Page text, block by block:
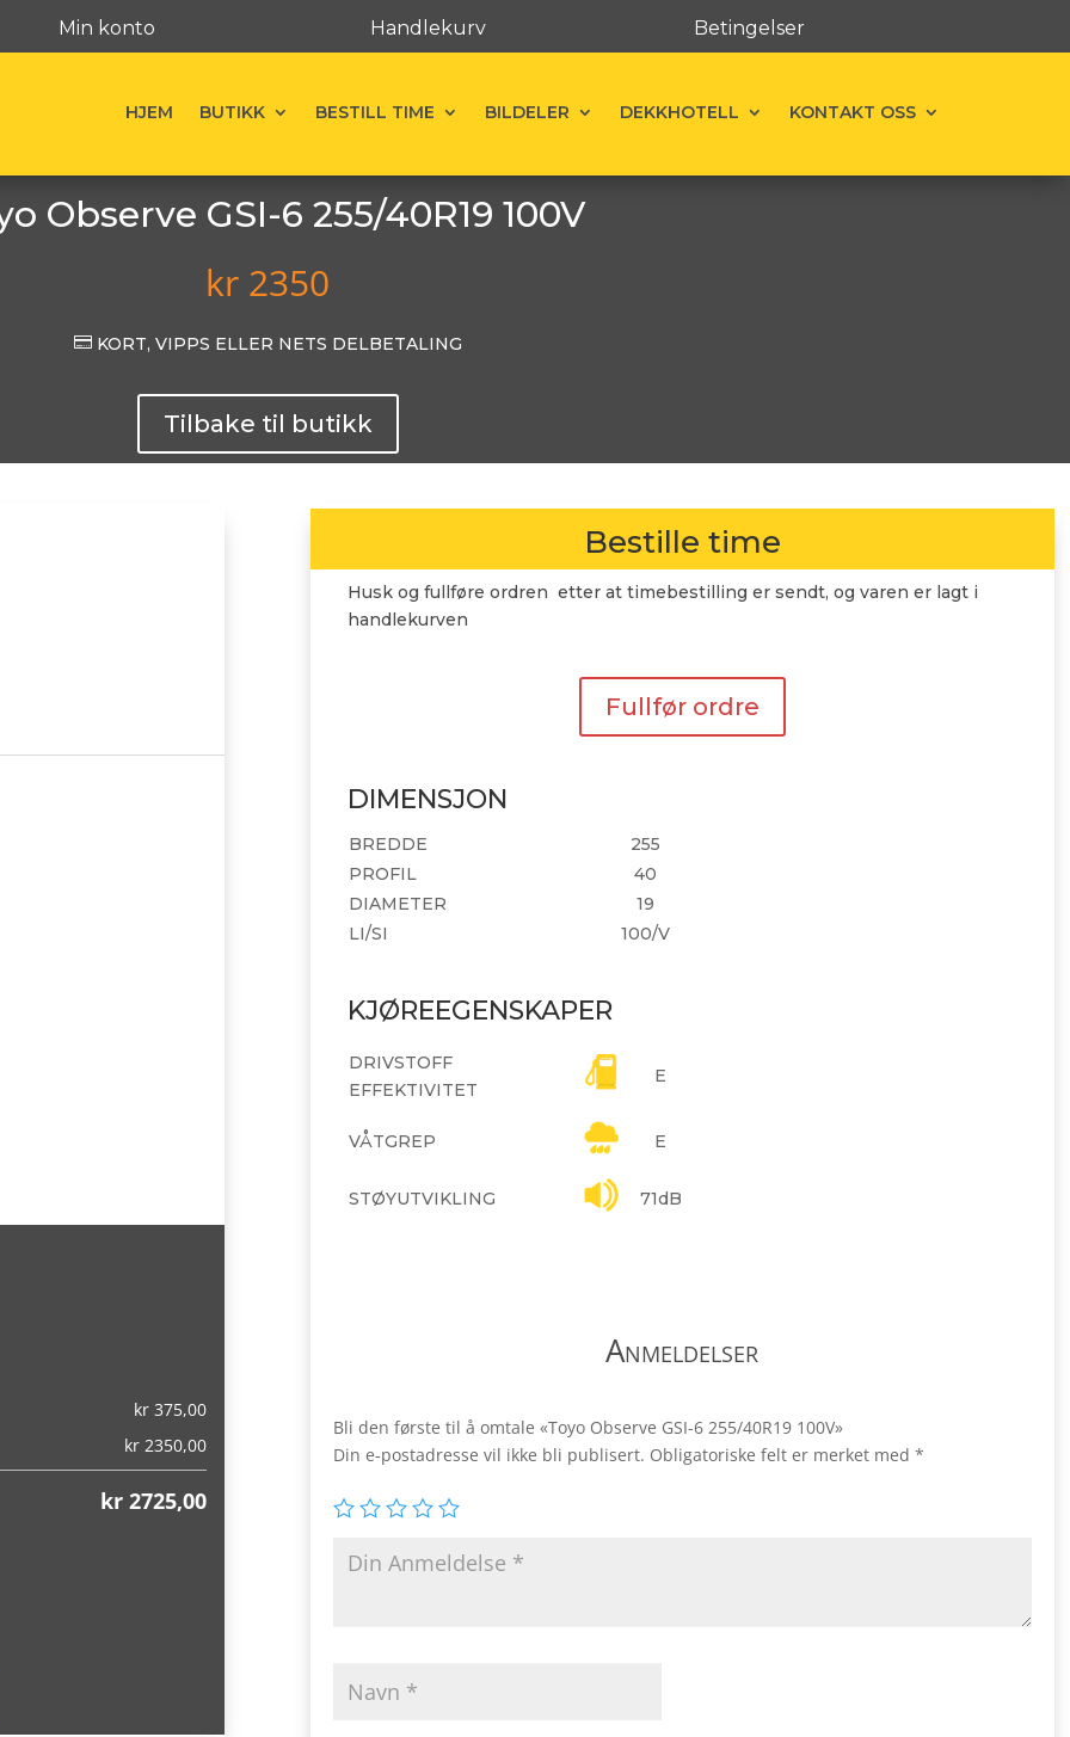
Min konto Handlekurv Betingelser
HJEM BUTIKK BESTILL TIME BILDELER DEKKHOTELL KONTAKT OSS
Observe GSI-6 255/40R19 100V
kr 2350
KORT, VIPPS ELLER NETS DELBETALING
Tilbake til butikk
kr 375,00
kr 2350,00
kr 2725,00
Bestille time
Husk og fullføre ordren etter at timebestilling er sendt, og varen er lagt i
handlekurven
Fullfør ordre
DIMENSJON
BREDDE
255
PROFIL
40
DIAMETER
19
LI/SI
100/V
KJØREEGENSKAPER
DRIVSTOFF
EFFEKTIVITET
E
VÅTGREP E
STØYUTVIKLING 71dB
Anmeldelser
Bli den første til å omtale «Toyo Observe GSI-6 255/40R19 100V»
Din e-postadresse vil ikke bli publisert. Obligatoriske felt er merket med *